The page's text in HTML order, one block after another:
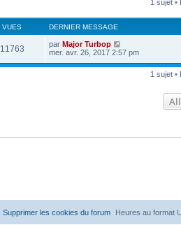
s
a
e
e
m
s
a
e
n
e
r
m
1 sujet •
VUES DERNIER MESSAGE
11763 par Major Turbop
mer. avr. 26, 2017 2:57 pm
1 sujet •
Heures au format
Supprimer les cookies du forum